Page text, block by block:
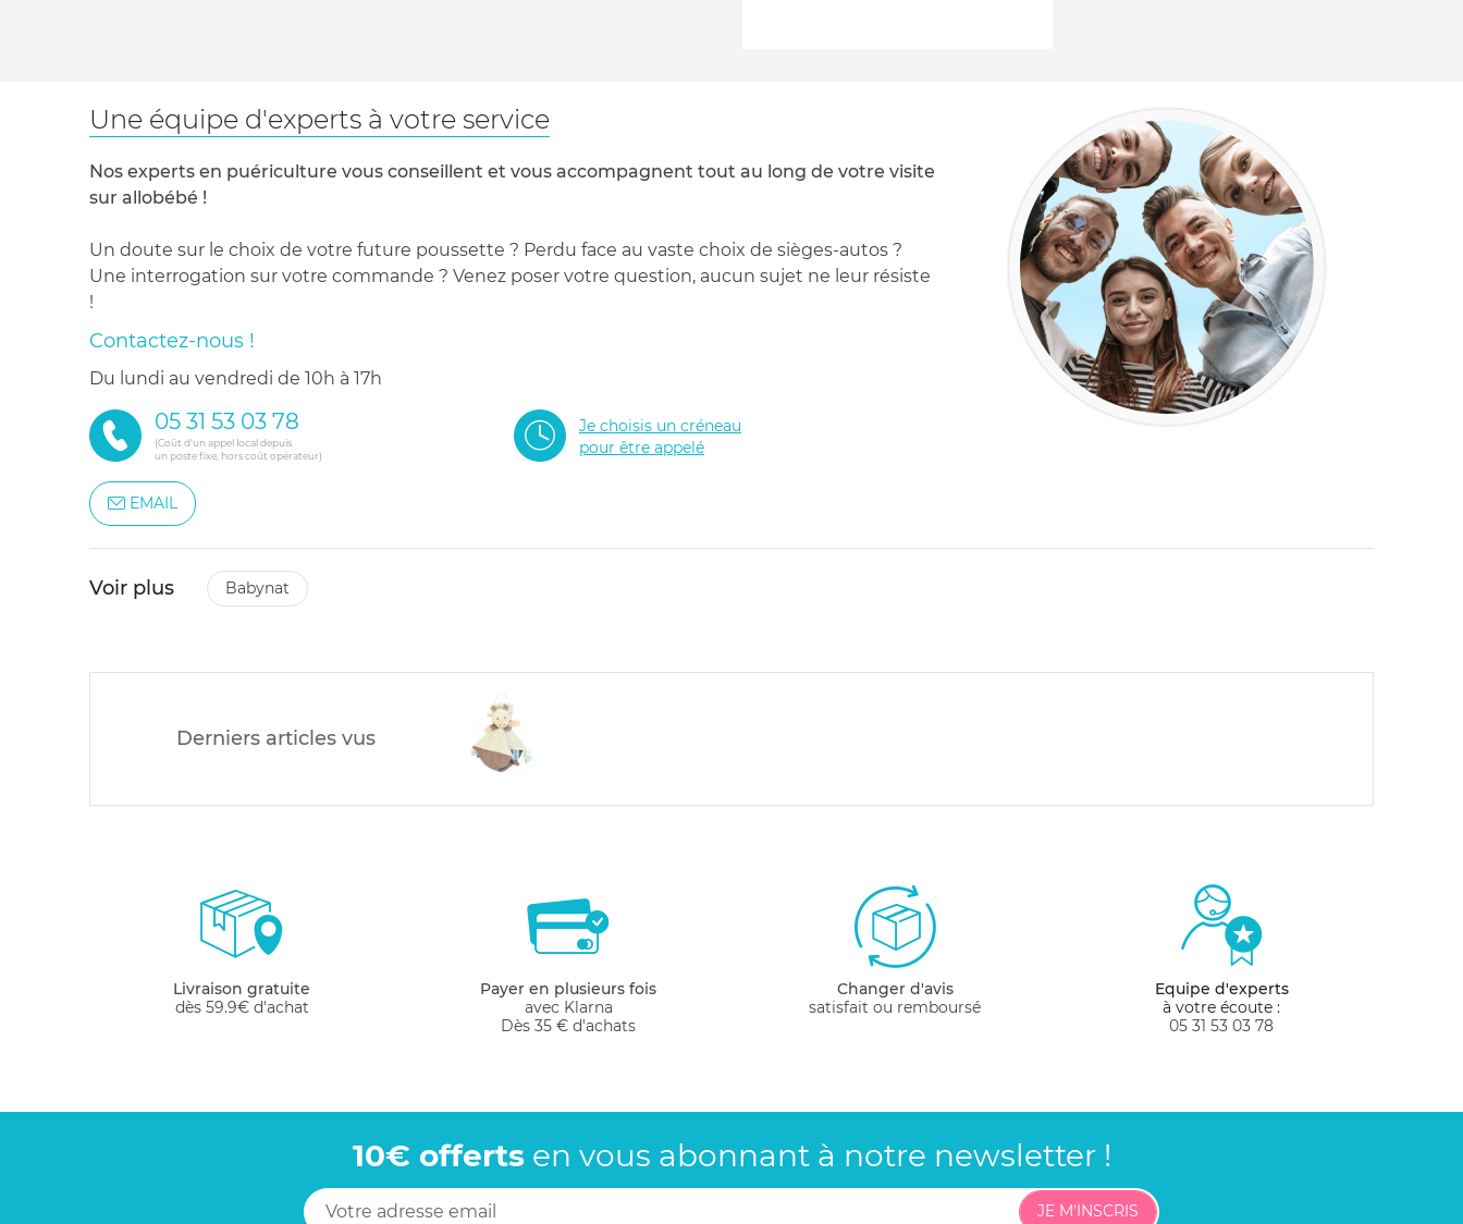
Une équipe d'experts à votre service
Nos experts en puériculture vous conseillent et vous accompagnent tout au long de votre visite
sur allobébé !
Un doute sur le choix de votre future poussette ? Perdu face au vaste choix de sièges-autos ?
Une interrogation sur votre commande ? Venez poser votre question, aucun sujet ne leur résiste
!
Contactez-nous !
du lundi au vendredi de 10h à 17h
05 31 53 03 78
(Coût d'un appel local depuis
un poste fixe, hors coût opérateur)
Je choisis un créneau
pour être appelé
EMAIL
Voir plus babynat
Derniers articles vus
Livraison gratuite
dès 59.9€ d'achat
Payer en plusieurs fois
avec Klarna
Dès 35 € d'achats
Changer d'avis
satisfait ou remboursé
Equipe d'experts
à votre écoute :
05 31 53 03 78
10€ offertsen vous abonnantà notre newsletter !
JE M'INSCRIS